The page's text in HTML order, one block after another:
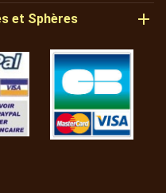
et Sphères 